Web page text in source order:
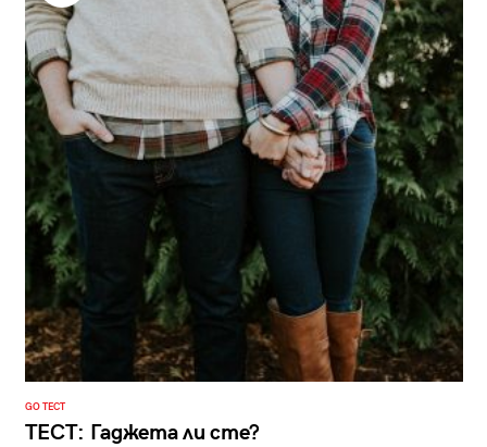
GO ТЕСТ
ТЕСТ: Гаджета ли сте?